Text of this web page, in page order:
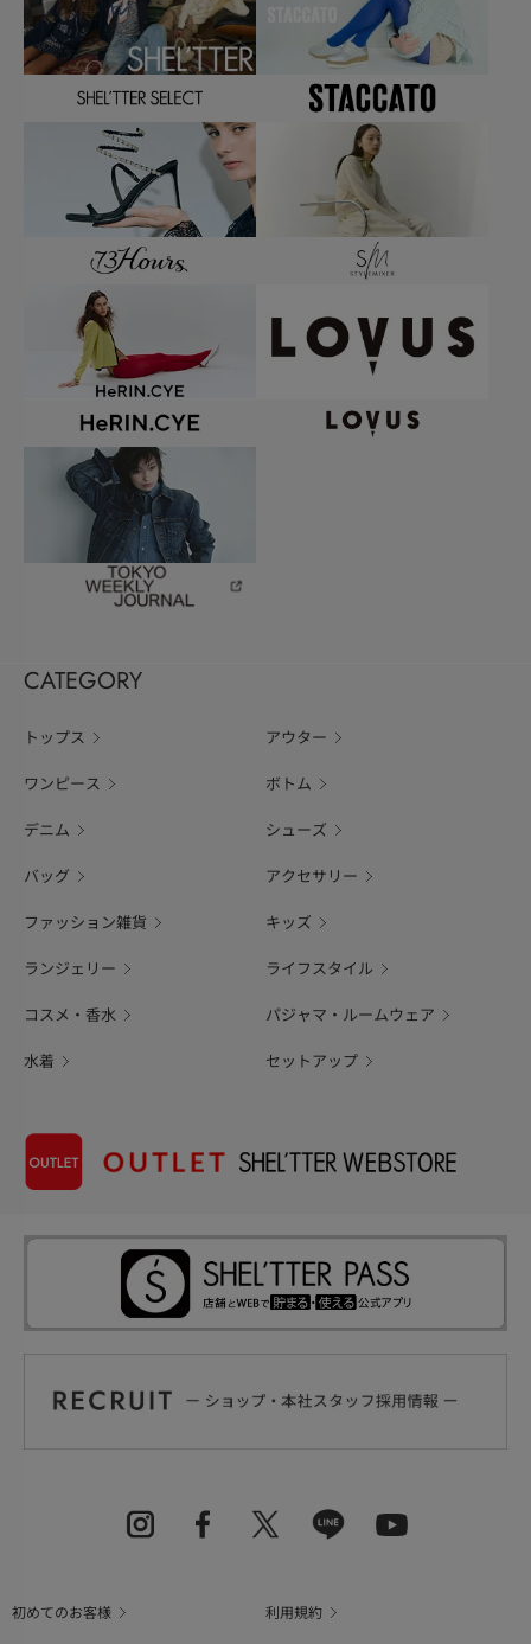
CATEGORY
トップス アウター
ワンピース ボトム
デニム シューズ
バッグ アクセサリー
ファッション雑貨 キッズ
ランジェリー ライフスタイル
コスメ・香水 パジャマ・ルームウェア
水着 セットアップ
初めてのお客様 利用規約